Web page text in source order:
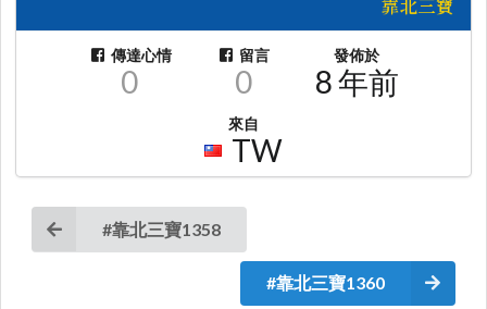
傳達心情
0
留言
0
發佈於
8 年前
來自
TW
#靠北三寶1358
#靠北三寶1360